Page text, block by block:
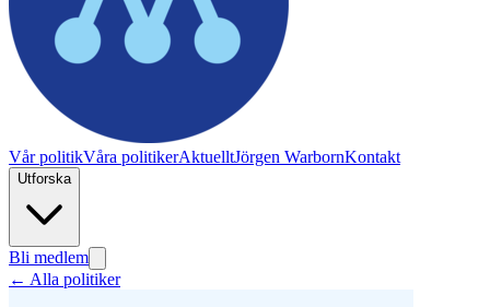
Vår politikVåra politikerAktuelltJörgen WarbornKontakt
Utforska
Bli medlem
← Alla politiker